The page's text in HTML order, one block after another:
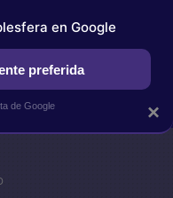
SELECCIÓN
×
en Google
preferida
de Google